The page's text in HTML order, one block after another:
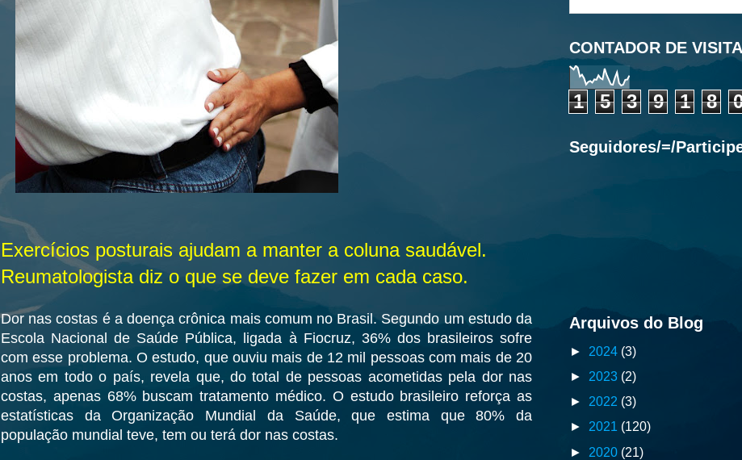
Exercícios posturais ajudam a manter a coluna saudável.
Reumatologista diz o que se deve fazer em cada caso.
Dor nas costas é a doença crônica mais comum no Brasil. Segundo um estudo da
Escola Nacional de Saúde Pública, ligada à Fiocruz, 36% dos brasileiros sofre
com esse problema. O estudo, que ouviu mais de 12 mil pessoas com mais de 20
anos em todo o país, revela que, do total de pessoas acometidas pela dor nas
costas, apenas 68% buscam tratamento médico. O estudo brasileiro reforça as
estatísticas da Organização Mundial da Saúde, que estima que 80% da
população mundial teve, tem ou terá dor nas costas.
CONTADOR DE
1 5 3 9 1 8
Seguidores/=/
Arquivos do Blog
► 2024 (3)
► 2023 (2)
► 2022 (3)
► 2021 (120)
► 2020 (21)